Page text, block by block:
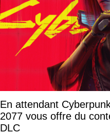
En attendant
2077 vous offre du
DLC